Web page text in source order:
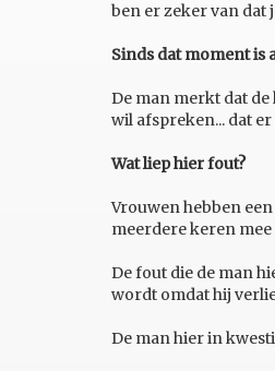
ben er zeker van dat
Sinds dat moment is
De man merkt dat
wil afspreken... dat
Wat liep hier fout?
Vrouwen hebben
meerdere keren
De fout die de man
wordt omdat hij
De man hier in